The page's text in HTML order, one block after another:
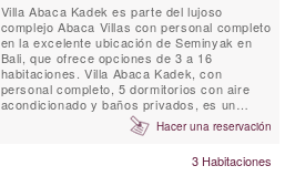
Villa Abaca Kadek es parte del lujoso
complejo Abaca Villas con personal completo
en la excelente ubicación de Seminyak en
Bali, que ofrece opciones de 3 a 16
habitaciones. Villa Abaca Kadek, con
personal completo, 5 dormitorios con aire
acondicionado y baños privados, es un
refugio de lujo de 2 plantas con un
impresionante diseño arquitectónico y
espacio habitable de planta abierta disfruta
Hacer una reservación
3 Habitaciones